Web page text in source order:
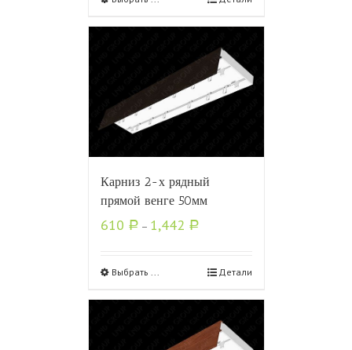
Карниз 2-х рядный
прямой венге 50мм
610 Р – 1,442 Р
Выбрать ... Детали